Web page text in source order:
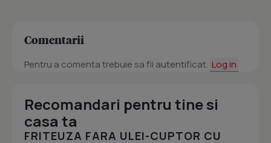
Comentarii
Pentru a comenta trebuie sa fii autentificat. Log in
Recomandari pentru tine si
casa ta
FRITEUZA FARA ULEI-CUPTOR CU